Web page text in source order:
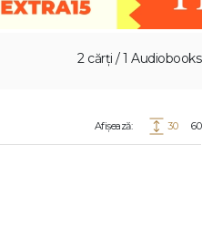
2 cărți / 1 Audiobooks
Afișează: 30 60